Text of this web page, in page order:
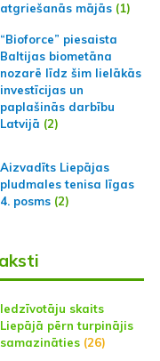
atgriešanās mājās(1)
“Bioforce” piesaista
Baltijas biometāna
nozarē līdz šim lielākās
investīcijas un
paplašinās darbību
Latvijā (2)
Aizvadīts Liepājas
pludmales tenisa līgas
4. posms(2)
Iedzīvotāju skaits
Liepājā pērn turpinājis
samazināties(26)